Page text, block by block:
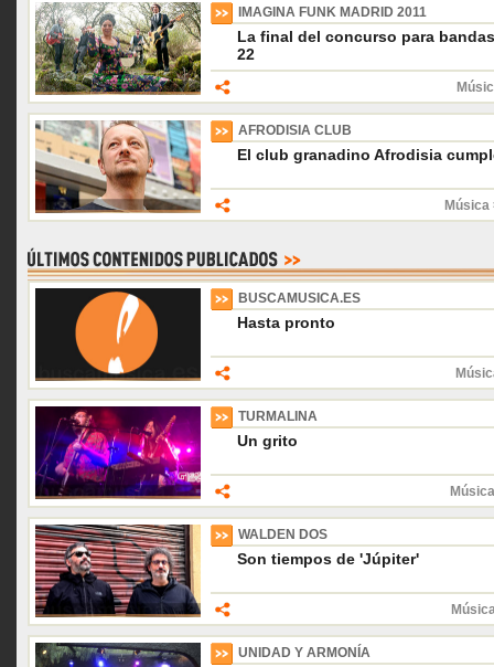
IMAGINA FUNK MADRID 2011
La final del concurso para
22
AFRODISIA CLUB
El club granadino Afrodisia
Música
BUSCAMUSICA.ES
Hasta pronto
TURMALINA
Un grito
WALDEN DOS
Son tiempos de 'Júpiter'
UNIDAD Y ARMONÍA